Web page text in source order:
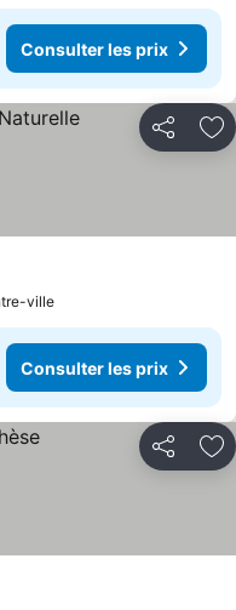
Consulter les prix
Partager
ville
Consulter les prix
Partager